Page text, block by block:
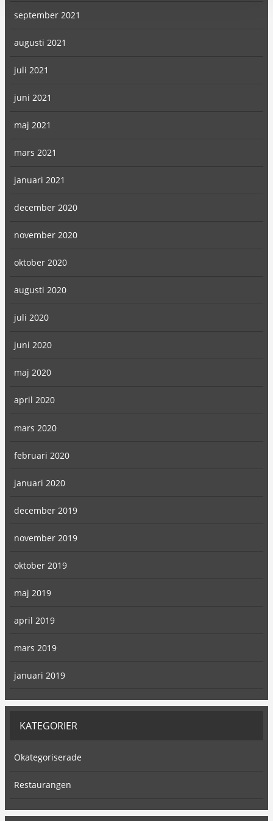
september 2021
augusti 2021
juli 2021
juni 2021
maj 2021
mars 2021
januari 2021
december 2020
november 2020
oktober 2020
augusti 2020
juli 2020
juni 2020
maj 2020
april 2020
mars 2020
februari 2020
januari 2020
december 2019
november 2019
oktober 2019
maj 2019
april 2019
mars 2019
januari 2019
KATEGORIER
Okategoriserade
Restaurangen